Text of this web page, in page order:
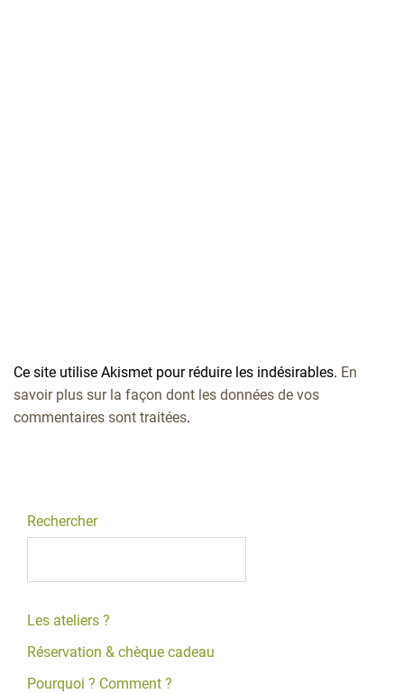
Ce site utilise Akismet pour réduire les indésirables. En
savoir plus sur la façon dont les données de vos
commentaires sont traitées.
Rechercher
Les ateliers ?
Réservation & chèque cadeau
Pourquoi ? Comment ?